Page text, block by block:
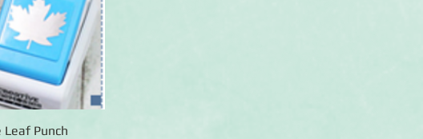
Leaf Punch